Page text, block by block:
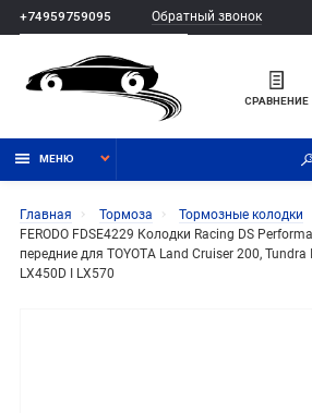
+74959759095 Обратный звонок
СРАВНЕНИЕ
МЕНЮ
Главная Тормоза
Тормозные колодки
FERODO FDSE4229 Колодки Racing DS
передние для TOYOTA Land Cruiser 200, Tundra
LX450D I LX570